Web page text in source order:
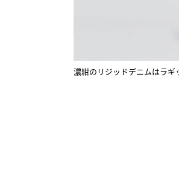
濃紺のリジッドデニムはラギ